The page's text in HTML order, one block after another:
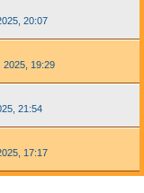
20:07
2025, 19:29
21:54
17:17